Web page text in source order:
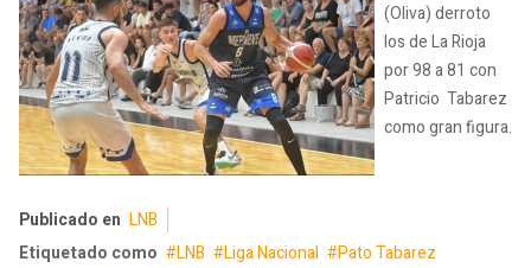
(Oliva) derroto
los de La Rioja
por 98 a 81 con
Patricio Tabarez
como gran figura.
Publicado en LNB
Etiquetado como
LNB Liga Nacional
Pato Tabarez